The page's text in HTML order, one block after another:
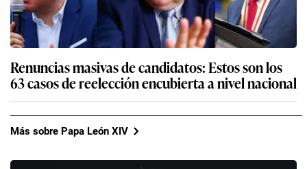
Renuncias masivas de candidatos: Estos son los
63 casos de reelección encubierta a nivel nacional
Más sobre Papa León XIV